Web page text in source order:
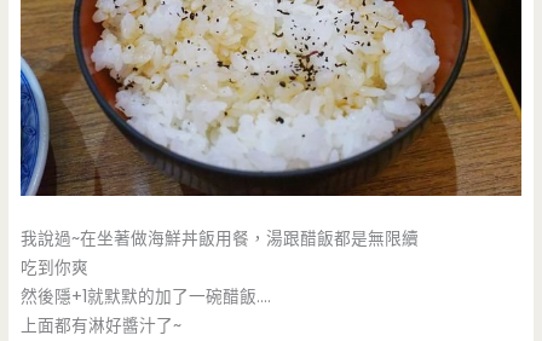
我說過~在坐著做海鮮丼飯用餐，湯跟醋飯都是無限續
吃到你爽
然後隱+1就默默的加了一碗醋飯….
上面都有淋好醬汁了~